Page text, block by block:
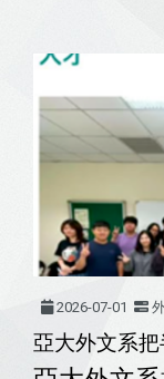
2026-07-01
亞大外文系